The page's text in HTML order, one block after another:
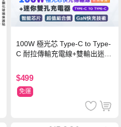
100W 極光芯 Type-C to Type-
C 耐拉傳輸充電線+雙輸出迷你
$499
免運